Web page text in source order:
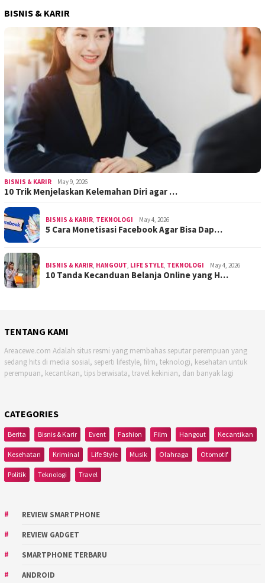
BISNIS & KARIR
BISNIS & KARIR May 9, 2026
10 Trik Menjelaskan Kelemahan Diri agar …
BISNIS & KARIR TEKNOLOGI May 4, 2026
5 Cara Monetisasi Facebook Agar Bisa Dap…
BISNIS & KARIR HANGOUT LIFE STYLE TEKNOLOGI May 4, 2026
10 Tanda Kecanduan Belanja Online yang H…
TENTANG KAMI
Areacewe.com Adalah situs resmi yang membahas seputar perempuan yang
sedang hits di media sosial, seperti lifestyle, film, teknologi, kesehatan untuk
perempuan, kecantikan, tips berwisata, travel kekinian, dan banyak lagi
CATEGORIES
Berita Bisnis & Karir Event Fashion Film Hangout Kecantikan
Kesehatan Kriminal Life Style Musik Olahraga Otomotif
Politik Teknologi Travel
REVIEW SMARTPHONE
REVIEW GADGET
SMARTPHONE TERBARU
ANDROID